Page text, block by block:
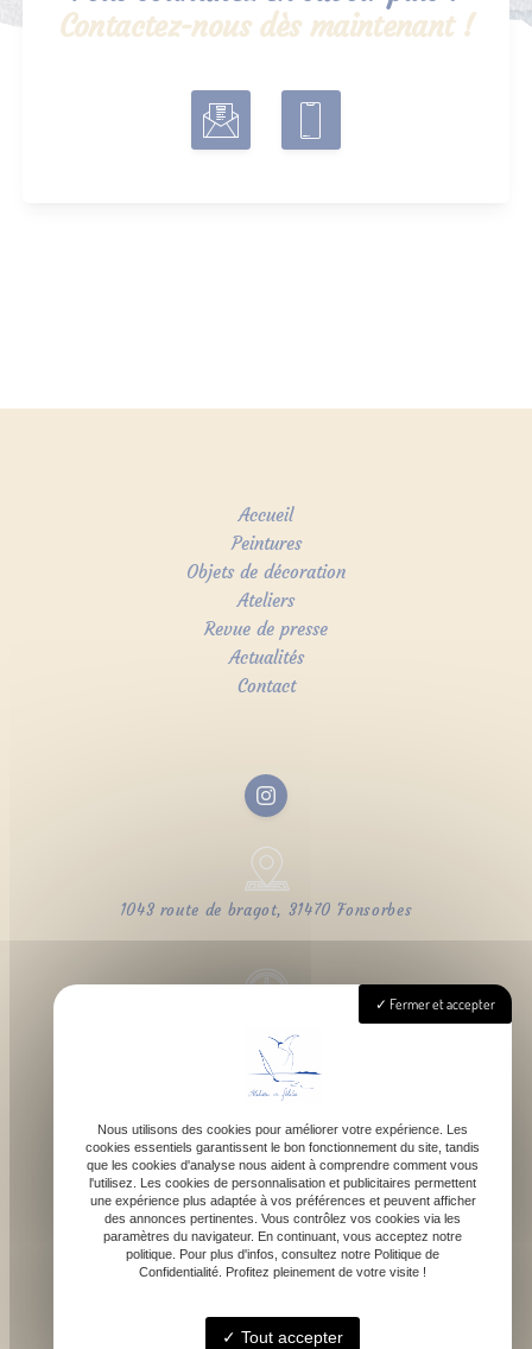
Contactez-nous dès maintenant !
Accueil
Peintures
Objets de décoration
Ateliers
Revue de presse
Actualités
Contact
1043 route de bragot, 31470 Fonsorbes
Lundi - Samedi : 9h - 18h
contact@atelierdefelicie.fr
06 08 95 80 82
Fermer et accepter
Nous utilisons des cookies pour améliorer votre expérience. Les
cookies essentiels garantissent le bon fonctionnement du site, tandis
que les cookies d'analyse nous aident à comprendre comment vous
l'utilisez. Les cookies de personnalisation et publicitaires permettent
une expérience plus adaptée à vos préférences et peuvent afficher
des annonces pertinentes. Vous contrôlez vos cookies via les
paramètres du navigateur. En continuant, vous acceptez notre
politique. Pour plus d'infos, consultez notre Politique de
Confidentialité. Profitez pleinement de votre visite !
Tout accepter